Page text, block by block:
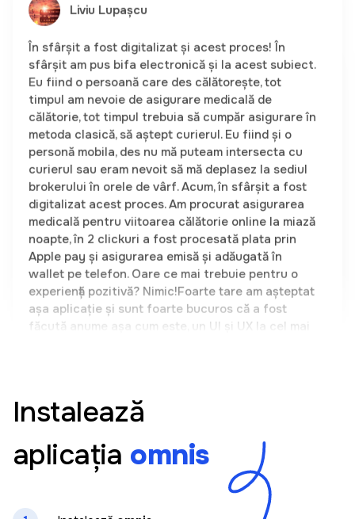
În sfârșit a fost digitalizat și acest proces! În
sfârșit am pus bifa electronică și la acest subiect.
Eu fiind o persoană care des călătorește, tot
timpul am nevoie de asigurare medicală de
călătorie, tot timpul trebuia să cumpăr asigurare în
metoda clasică, să aștept curierul. Eu fiind și o
personă mobila, des nu mă puteam intersecta cu
curierul sau eram nevoit să mă deplasez la sediul
brokerului în orele de vârf. Acum, în sfârșit a fost
digitalizat acest proces. Am procurat asigurarea
medicală pentru viitoarea călătorie online la miază
noapte, în 2 clickuri a fost procesată plata prin
Apple pay și asigurarea emisă și adăugată în
wallet pe telefon. Oare ce mai trebuie pentru o
experiență pozitivă? Nimic!Foarte tare am așteptat
așa aplicație și sunt foarte bucuros că a fost
făcută anume așa cum este, un UI și UX la cel mai
înalt nivel. Un produs autohton demn de mândrie.
Aplicația este foarte ușor de folosit. Totul este
o asigurare pentru mașina mea. Am căutat demult
o astfel de soluție care să-mi permită să aleg într-
un singur loc între mai mulți vinzatori de asigurari
fara a fi necesara prezenta mea fizica. Recomand
Instalează
aplicația omnis